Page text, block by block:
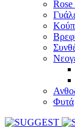
Φυτά